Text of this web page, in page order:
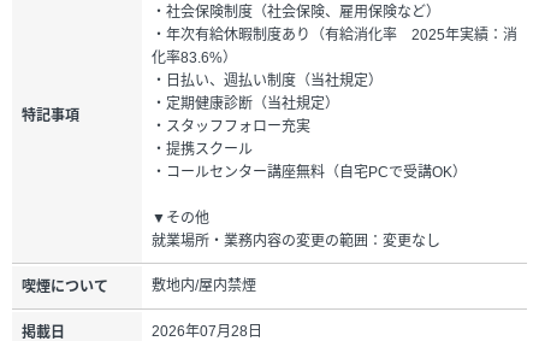
特記事項
・社会保険制度（社会保険、雇用保険など）
・年次有給休暇制度あり（有給消化率 2025年実績：消
化率83.6%）
・日払い、週払い制度（当社規定）
・定期健康診断（当社規定）
・スタッフフォロー充実
・提携スクール
・コールセンター講座無料（自宅PCで受講OK）
▼その他
就業場所・業務内容の変更の範囲：変更なし
喫煙について 敷地内/屋内禁煙
掲載日 2026年07月28日